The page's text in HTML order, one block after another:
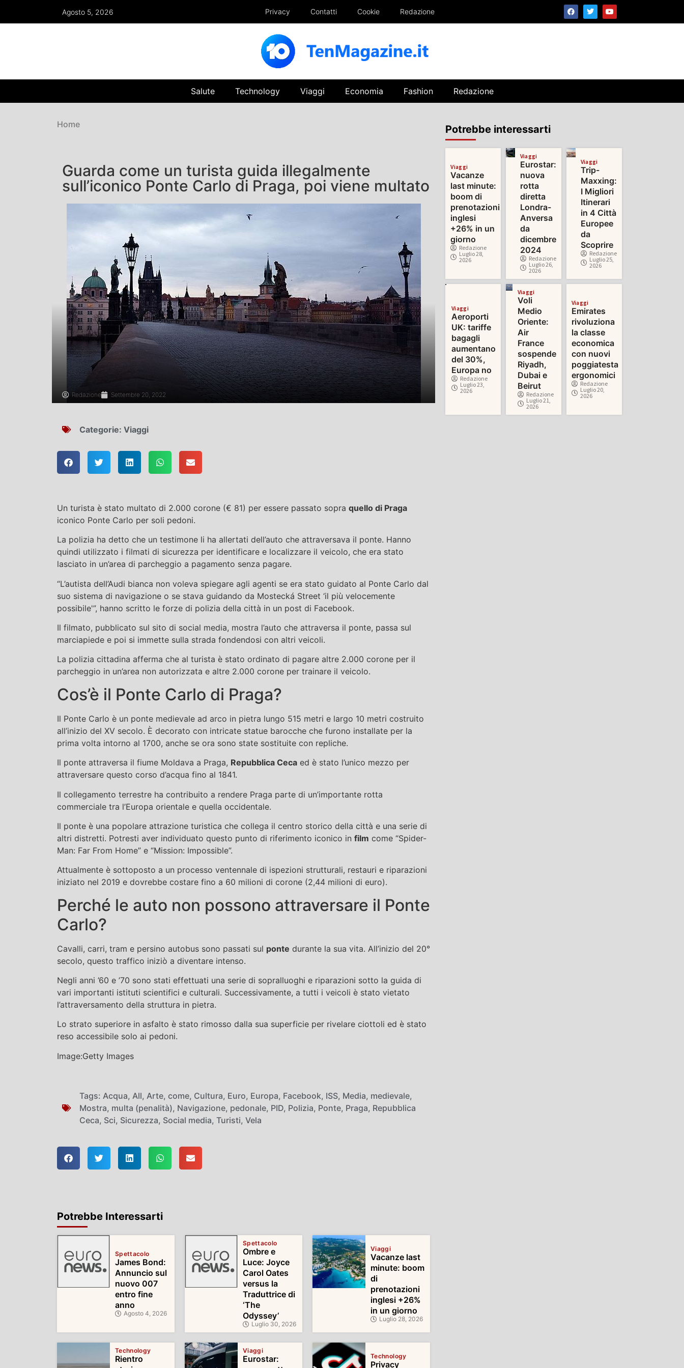
Agosto 5, 2026 Privacy Contatti Cookie Redazione
Salute Technology Viaggi Economia Fashion Redazione
Home
Guarda come un turista guida illegalmente
sull’iconico Ponte Carlo di Praga, poi viene multato
Redazione Settembre 20, 2022
Categorie: Viaggi
Un turista è stato multato di 2.000 corone (€ 81) per essere passato sopra quello di Praga
iconico Ponte Carlo per soli pedoni.
La polizia ha detto che un testimone li ha allertati dell’auto che attraversava il ponte. Hanno
quindi utilizzato i filmati di sicurezza per identificare e localizzare il veicolo, che era stato
lasciato in un’area di parcheggio a pagamento senza pagare.
“L’autista dell’Audi bianca non voleva spiegare agli agenti se era stato guidato al Ponte Carlo dal
suo sistema di navigazione o se stava guidando da Mostecká Street ‘il più velocemente
possibile'”, hanno scritto le forze di polizia della città in un post di Facebook.
Il filmato, pubblicato sul sito di social media, mostra l’auto che attraversa il ponte, passa sul
marciapiede e poi si immette sulla strada fondendosi con altri veicoli.
La polizia cittadina afferma che al turista è stato ordinato di pagare altre 2.000 corone per il
parcheggio in un’area non autorizzata e altre 2.000 corone per trainare il veicolo.
Cos’è il Ponte Carlo di Praga?
Il Ponte Carlo è un ponte medievale ad arco in pietra lungo 515 metri e largo 10 metri costruito
all’inizio del XV secolo. È decorato con intricate statue barocche che furono installate per la
prima volta intorno al 1700, anche se ora sono state sostituite con repliche.
Il ponte attraversa il fiume Moldava a Praga, Repubblica Ceca ed è stato l’unico mezzo per
attraversare questo corso d’acqua fino al 1841.
Il collegamento terrestre ha contribuito a rendere Praga parte di un’importante rotta
commerciale tra l’Europa orientale e quella occidentale.
Il ponte è una popolare attrazione turistica che collega il centro storico della città e una serie di
altri distretti. Potresti aver individuato questo punto di riferimento iconico in film come “Spider-
Man: Far From Home” e “Mission: Impossible”.
Attualmente è sottoposto a un processo ventennale di ispezioni strutturali, restauri e riparazioni
iniziato nel 2019 e dovrebbe costare fino a 60 milioni di corone (2,44 milioni di euro).
Perché le auto non possono attraversare il Ponte
Carlo?
Cavalli, carri, tram e persino autobus sono passati sul ponte durante la sua vita. All’inizio del 20°
secolo, questo traffico iniziò a diventare intenso.
Negli anni ’60 e ’70 sono stati effettuati una serie di sopralluoghi e riparazioni sotto la guida di
vari importanti istituti scientifici e culturali. Successivamente, a tutti i veicoli è stato vietato
l’attraversamento della struttura in pietra.
Lo strato superiore in asfalto è stato rimosso dalla sua superficie per rivelare ciottoli ed è stato
reso accessibile solo ai pedoni.
Image:Getty Images
Tags: Acqua, All, Arte, come, Cultura, Euro, Europa, Facebook, ISS, Media, medievale,
Mostra, multa (penalità), Navigazione, pedonale, PID, Polizia, Ponte, Praga, Repubblica
Ceca, Sci, Sicurezza, Social media, Turisti, Vela
Potrebbe Interessarti
Spettacolo
James Bond:
Annuncio sul
nuovo 007
entro fine
anno
Agosto 4, 2026
Spettacolo
Ombre e
Luce: Joyce
Carol Oates
versus la
Traduttrice di
‘The
Odyssey’
Luglio 30, 2026
Viaggi
Vacanze last
minute: boom
di
prenotazioni
inglesi +26%
in un giorno
Luglio 28, 2026
Technology
Rientro
Viaggi
Eurostar:
Technology
Privacy
Potrebbe interessarti
Viaggi
Vacanze
last minute:
boom di
prenotazioni
inglesi
+26% in un
giorno
Redazione
Luglio 28,
2026
Viaggi
Eurostar:
nuova
rotta
diretta
Londra-
Anversa
da
dicembre
2024
Redazione
Luglio 26,
2026
Viaggi
Trip-
Maxxing:
I Migliori
Itinerari
in 4 Città
Europee
da
Scoprire
Redazione
Luglio 25,
2026
Viaggi
Aeroporti
UK: tariffe
bagagli
aumentano
del 30%,
Europa no
Redazione
Luglio 23,
2026
Viaggi
Voli
Medio
Oriente:
Air
France
sospende
Riyadh,
Dubai e
Beirut
Redazione
Luglio 21,
2026
Viaggi
Emirates
rivoluziona
la classe
economica
con nuovi
poggiatesta
ergonomici
Redazione
Luglio 20,
2026